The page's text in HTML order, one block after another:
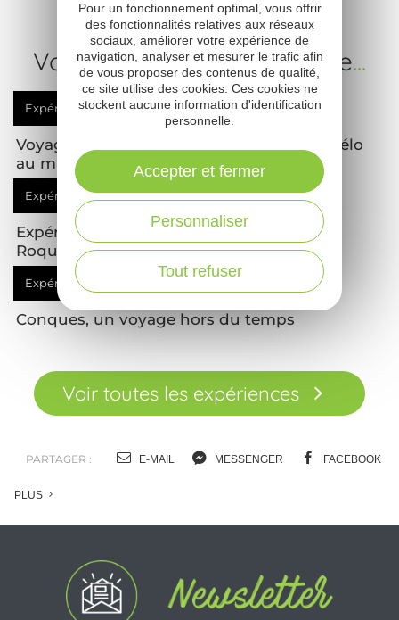
Votre prochaine expérience...
Expérienceà vivre
Voyage dans le temps et déconnexion à vélo
au milieu du Larzac
Expérienceà vivre
Expérience Osez le sentier des échelles à
Roquefort-sur-Soulzon
Expérience
Conques, un voyage hors du temps
Voir toutes les expériences
PARTAGER : E-MAIL MESSENGER FACEBOOK
PLUS
Pour un fonctionnement optimal, vous offrir
des fonctionnalités relatives aux réseaux
sociaux, améliorer votre expérience de
navigation, analyser et mesurer le trafic afin
de vous proposer des contenus de qualité,
ce site utilise des cookies. Ces cookies ne
stockent aucune information d'identification
personnelle.
Tout refuser
Personnaliser
Accepter et fermer